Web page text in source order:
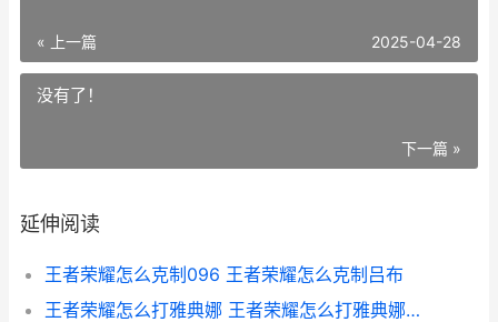
« 上一篇 2025-04-28
没有了！
下一篇 »
延伸阅读
王者荣耀怎么克制096 王者荣耀怎么克制吕布
王者荣耀怎么打雅典娜 王者荣耀怎么打雅典娜视频